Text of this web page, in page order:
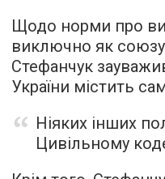
Щодо норми про
виключно як союзу
Стефанчук
України містить
Ніяких інших
Цивільному